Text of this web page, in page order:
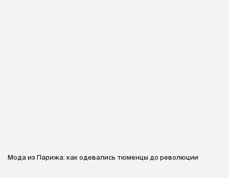
Мода из Парижа: как одевались тюменцы до революции